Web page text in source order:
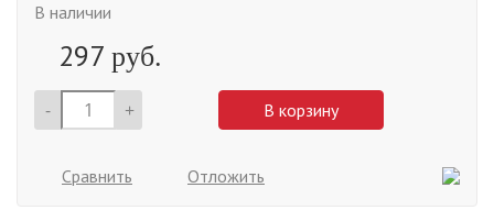
В наличии
297 руб.
- + В корзину
Сравнить Отложить